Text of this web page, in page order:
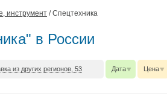
инструмент / Спецтехника
в России
из других регионов, 53 Дата Цена